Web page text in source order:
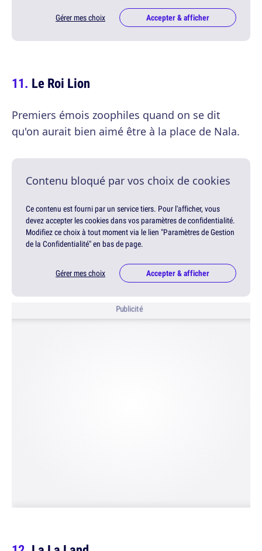
Gérer mes choix Accepter & afficher
Le Roi Lion
Premiers émois zoophiles quand on se dit
qu'on aurait bien aimé être à la place de Nala.
Contenu bloqué par vos choix de cookies
Ce contenu est fourni par un service tiers. Pour l'afficher, vous
devez accepter les cookies dans vos paramètres de confidentialité.
Modifiez ce choix à tout moment via le lien "Paramètres de Gestion
de la Confidentialité" en bas de page.
Gérer mes choix Accepter & afficher
Publicité